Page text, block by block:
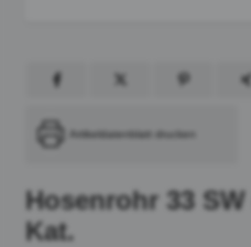
Artikeldatenblatt drucken
Hosenrohr 33
Kat.